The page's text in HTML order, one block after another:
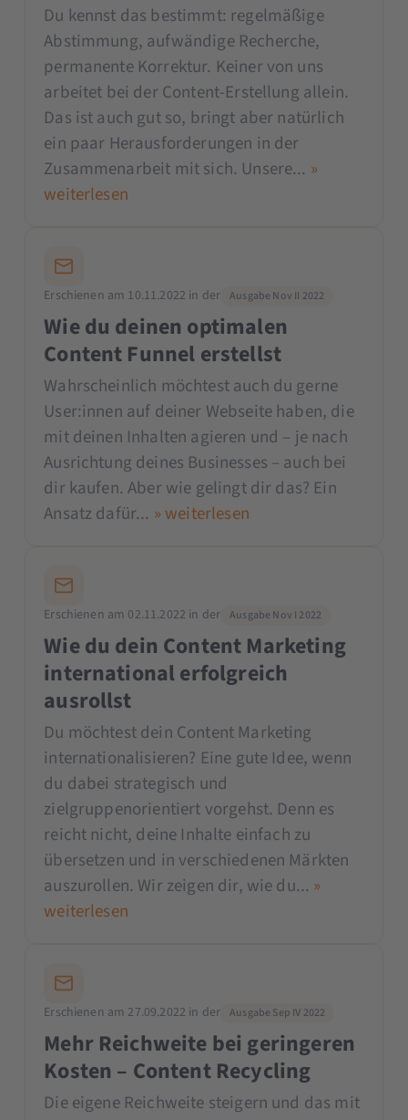
Du kennst das bestimmt: regelmäßige
Abstimmung, aufwändige Recherche,
permanente Korrektur. Keiner von uns
arbeitet bei der Content-Erstellung allein.
Das ist auch gut so, bringt aber natürlich
ein paar Herausforderungen in der
Zusammenarbeit mit sich. Unsere... »
weiterlesen
Erschienen am 10.11.2022 in der Ausgabe Nov II 2022
Wie du deinen optimalen
Content Funnel erstellst
Wahrscheinlich möchtest auch du gerne
User:innen auf deiner Webseite haben, die
mit deinen Inhalten agieren und – je nach
Ausrichtung deines Businesses – auch bei
dir kaufen. Aber wie gelingt dir das? Ein
Ansatz dafür... » weiterlesen
Erschienen am 02.11.2022 in der Ausgabe Nov I 2022
Wie du dein Content Marketing
international erfolgreich
ausrollst
Du möchtest dein Content Marketing
internationalisieren? Eine gute Idee, wenn
du dabei strategisch und
zielgruppenorientiert vorgehst. Denn es
reicht nicht, deine Inhalte einfach zu
übersetzen und in verschiedenen Märkten
auszurollen. Wir zeigen dir, wie du... »
weiterlesen
Erschienen am 27.09.2022 in der Ausgabe Sep IV 2022
Mehr Reichweite bei geringeren
Kosten – Content Recycling
Die eigene Reichweite steigern und das mit